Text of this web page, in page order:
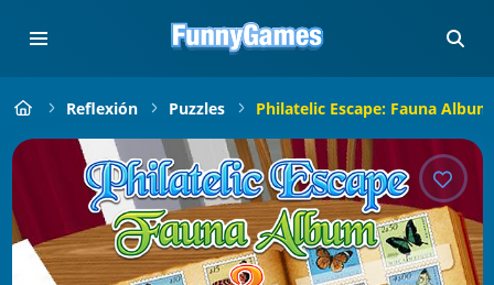
Reflexión Puzzles Philatelic Escape: Fauna